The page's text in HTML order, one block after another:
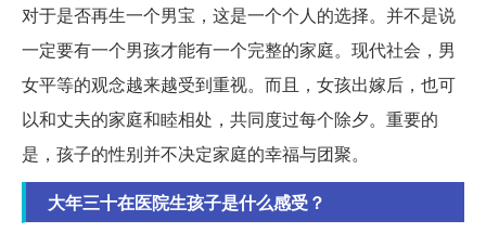
对于是否再生一个男宝，这是一个个人的选择。并不是说
一定要有一个男孩才能有一个完整的家庭。现代社会，男
女平等的观念越来越受到重视。而且，女孩出嫁后，也可
以和丈夫的家庭和睦相处，共同度过每个除夕。重要的
是，孩子的性别并不决定家庭的幸福与团聚。
大年三十在医院生孩子是什么感受？